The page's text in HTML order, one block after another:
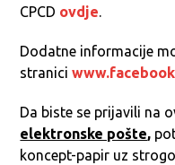
CPCD ovdje.
Dodatne informacije
stranici
Da biste se prijavili na
elektronske pošte,
koncept-papir uz